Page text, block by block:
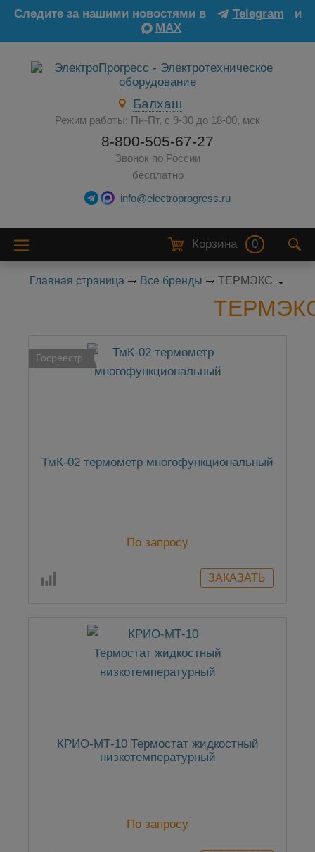
Следите за нашими новостями в Telegram
и
MAX
Балхаш
Режим работы: Пн-Пт, с 9-30 до 18-00, мск
8-800-505-67-27
Звонок по России
бесплатно
info@electroprogress.ru
Корзина 0
Главная страница Все бренды ТЕРМЭКС
Госреестр
ТмК-02 термометр многофункциональный
По запросу
КРИО-МТ-10 Термостат жидкостный
низкотемпературный
По запросу